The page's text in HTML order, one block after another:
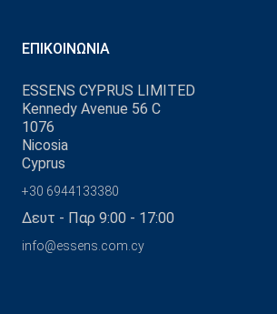
ΕΠΙΚΟΙΝΩΝΊΑ
ESSENS CYPRUS LIMITED
Kennedy Avenue 56 C
1076
Nicosia
Cyprus
+30 6944133380
Δευτ - Παρ 9:00 - 17:00
info@essens.com.cy